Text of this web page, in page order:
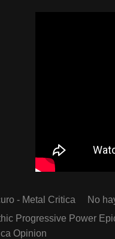
- Metal Critica
No
Progressive Power
Opinion